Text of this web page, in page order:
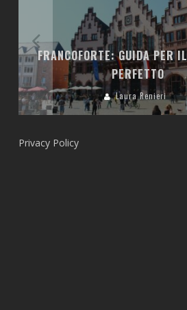
FRANCOFORTE: GUIDA PER
PERFETTO
Laura Renieri
Privacy Policy